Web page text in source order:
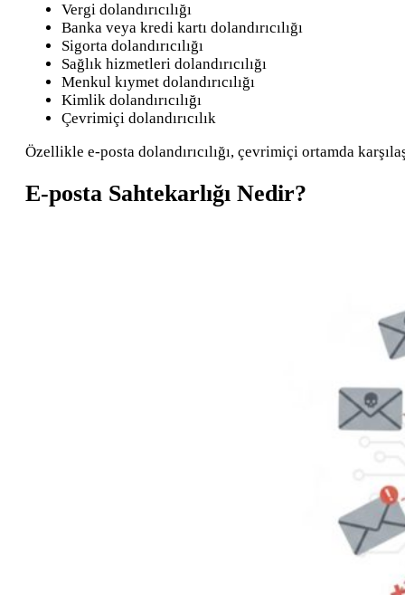
Vergi dolandırıcılığı
Banka veya kredi kartı dolandırıcılığı
Sigorta dolandırıcılığı
Sağlık hizmetleri dolandırıcılığı
Menkul kıymet dolandırıcılığı
Kimlik dolandırıcılığı
Çevrimiçi dolandırıcılık
Özellikle e-posta dolandırıcılığı, çevrimiçi ortamda
E-posta Sahtekarlığı Nedir?